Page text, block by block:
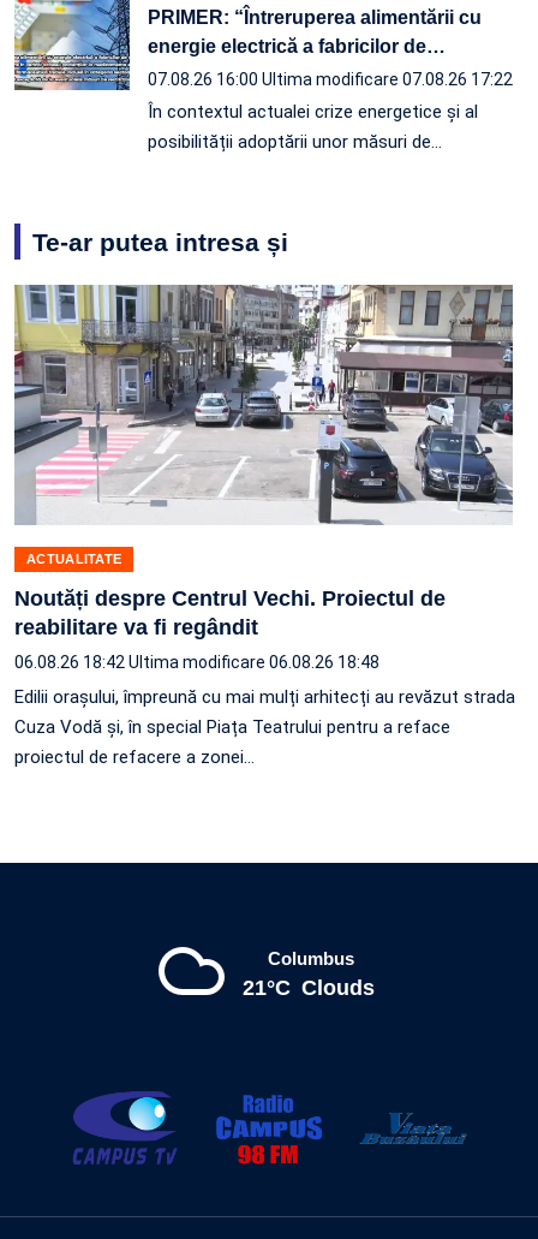
PRIMER: “Întreruperea alimentării cu
energie electrică a fabricilor de…
07.08.26 16:00 Ultima modificare 07.08.26 17:22
În contextul actualei crize energetice și al
posibilității adoptării unor măsuri de…
Te-ar putea intresa și
ACTUALITATE
Noutăți despre Centrul Vechi. Proiectul de
reabilitare va fi regândit
06.08.26 18:42 Ultima modificare 06.08.26 18:48
Edilii orașului, împreună cu mai mulți arhitecți au revăzut strada
Cuza Vodă și, în special Piața Teatrului pentru a reface
proiectul de refacere a zonei…
Columbus
21°C Clouds